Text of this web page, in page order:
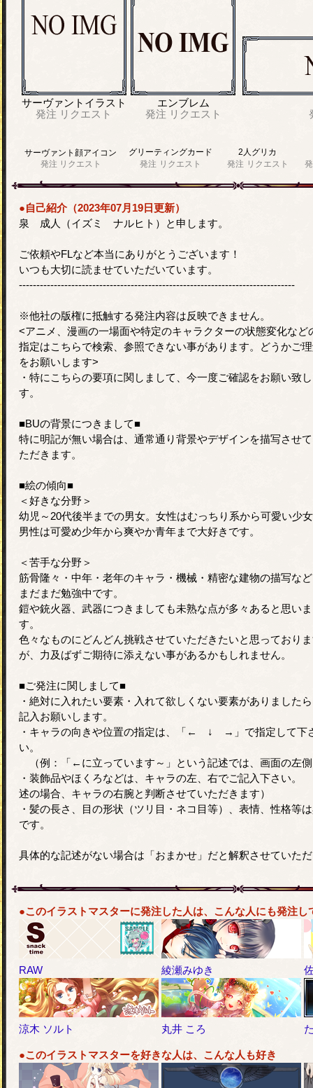
サーヴァントイラスト
発注 リクエスト
エンブレム
発注 リクエスト
サーヴァント顔アイコン
発注 リクエスト
グリーティングカード
発注 リクエスト
2人グリカ
発注 リクエスト
●自己紹介（2023年07月19日更新）
泉 成人（イズミ ナルヒト）と申します。
ご依頼やFLなど本当にありがとうございます！
いつも大切に読ませていただいています。
-------------------------------------------------------------------------------
※他社の版権に抵触する発注内容は反映できません。
<アニメ、漫画の一場面や特定のキャラクターの状態変化など
指定はこちらで検索、参照できない事があります。どうかご
をお願いします>
・特にこちらの要項に関しまして、今一度ご確認をお願い致
す。
■BUの背景につきまして■
特に明記が無い場合は、通常通り背景やデザインを描写させ
ただきます。
■絵の傾向■
＜好きな分野＞
幼児～20代後半までの男女。女性はむっちり系から可愛い少
男性は可愛め少年から爽やか青年まで大好きです。
＜苦手な分野＞
筋骨隆々・中年・老年のキャラ・機械・精密な建物の描写な
まだまだ勉強中です。
鎧や銃火器、武器につきましても未熟な点が多々あると思いま
す。
色々なものにどんどん挑戦させていただきたいと思っており
が、力及ばずご期待に添えない事があるかもしれません。
■ご発注に関しまして■
・絶対に入れたい要素・入れて欲しくない要素がありました
記入お願いします。
・キャラの向きや位置の指定は、「← ↓ →」で指定して下
い。
（例：「←に立っています～」という記述では、画面の左
・装飾品やほくろなどは、キャラの左、右でご記入下さい
述の場合、キャラの右腕と判断させていただきます）
・髪の長さ、目の形状（ツリ目・ネコ目等）、表情、性格等
です。
具体的な記述がない場合は「おまかせ」だと解釈させていた
●このイラストマスターに発注した人は、こんな人にも発注し
RAW 綾瀬みゆき
涼木 ソルト 丸井 ころ
●このイラストマスターを好きな人は、こんな人も好き